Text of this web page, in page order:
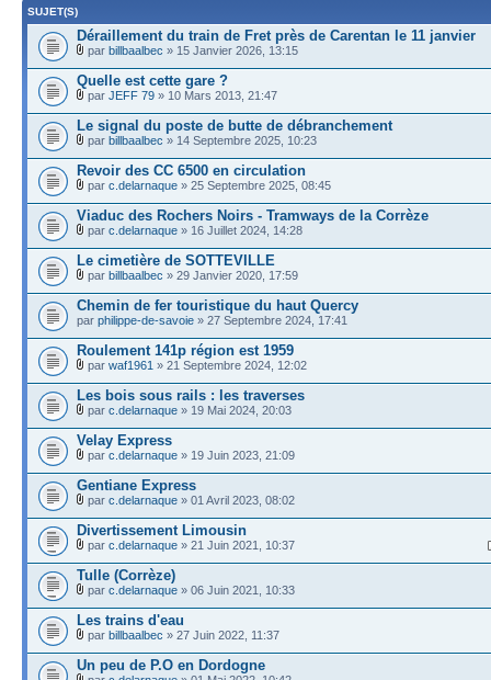
SUJET(S)
Déraillement du train de Fret près de Carentan le 11 janvier
par billbaalbec » 15 Janvier 2026, 13:15
Quelle est cette gare ?
par JEFF 79 » 10 Mars 2013, 21:47
Le signal du poste de butte de débranchement
par billbaalbec » 14 Septembre 2025, 10:23
Revoir des CC 6500 en circulation
par c.delarnaque » 25 Septembre 2025, 08:45
Viaduc des Rochers Noirs - Tramways de la Corrèze
par c.delarnaque » 16 Juillet 2024, 14:28
Le cimetière de SOTTEVILLE
par billbaalbec » 29 Janvier 2020, 17:59
Chemin de fer touristique du haut Quercy
par philippe-de-savoie » 27 Septembre 2024, 17:41
Roulement 141p région est 1959
par waf1961 » 21 Septembre 2024, 12:02
Les bois sous rails : les traverses
par c.delarnaque » 19 Mai 2024, 20:03
Velay Express
par c.delarnaque » 19 Juin 2023, 21:09
Gentiane Express
par c.delarnaque » 01 Avril 2023, 08:02
Divertissement Limousin
par c.delarnaque » 21 Juin 2021, 10:37
Tulle (Corrèze)
par c.delarnaque » 06 Juin 2021, 10:33
Les trains d'eau
par billbaalbec » 27 Juin 2022, 11:37
Un peu de P.O en Dordogne